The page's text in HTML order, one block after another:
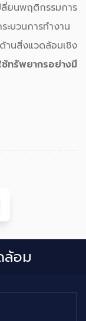
ยนพฤติกรรมการ
บวนการทำงาน
สิ่งแวดล้อมเชิง
ช้ทรัพยากรอย่างมี
ล้อม